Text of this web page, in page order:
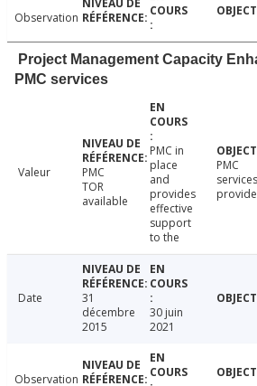
Observation
Project Management Capacity
PMC services
Valeur
PMC
TOR
available
PMC in
place
and
provides
effective
support
to the
PMC
services
Date
31
décembre
2015
30 juin
2021
Observation